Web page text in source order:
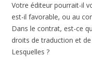
Votre éditeur pourrait-il
est-il favorable, ou au
Dans le contrat, est-ce
droits de traduction et de
Lesquelles ?